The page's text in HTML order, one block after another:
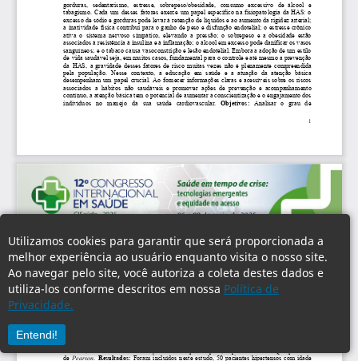
Utilizamos cookies para garantir que será proporcionada a
melhor experiência ao usuário enquanto visita o nosso site.
Ao navegar pelo site, você autoriza a coleta destes dados e
utiliza-los conforme descritos em nossa Política de
Privacidade.
Entendi!